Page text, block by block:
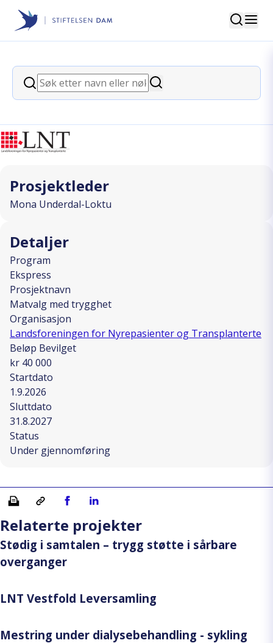
Stiftelsen Dam
Søk
Søk
Søk
back
Matvalg med trygghet
Prosjektleder
Mona Underdal-Loktu
Detaljer
Program
Ekspress
Prosjektnavn
Matvalg med trygghet
Organisasjon
Landsforeningen for Nyrepasienter og Transplanterte
Beløp Bevilget
kr 40 000
Startdato
1.9.2026
Sluttdato
31.8.2027
Status
Under gjennomføring
Skriv ut Kopiera länkDel på Facebook
Del på Linkedin
Relaterte projekter
Stødig i samtalen – trygg støtte i sårbare
overganger
LNT Vestfold Leversamling
Mestring under dialysebehandling - sykling